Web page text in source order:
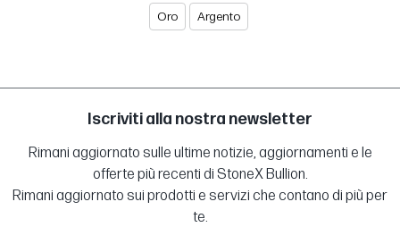
Oro Argento
Iscriviti alla nostra newsletter
Rimani aggiornato sulle ultime notizie, aggiornamenti e le
offerte più recenti di StoneX Bullion.
Rimani aggiornato sui prodotti e servizi che contano di più per
te.